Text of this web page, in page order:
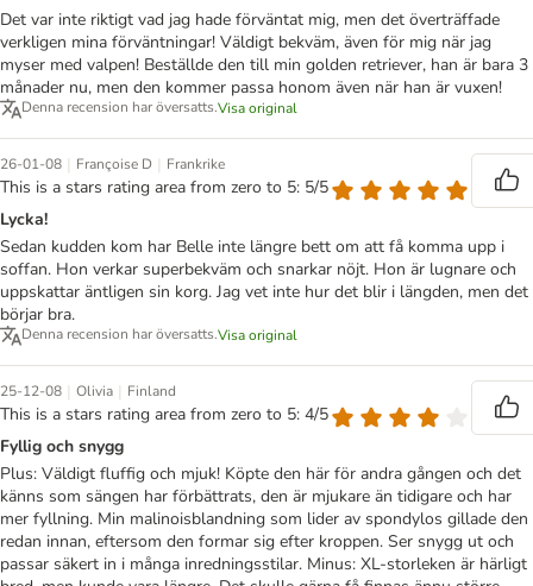
Det var inte riktigt vad jag hade förväntat mig, men det överträffade
verkligen mina förväntningar! Väldigt bekväm, även för mig när jag
myser med valpen! Beställde den till min golden retriever, han är bara 3
månader nu, men den kommer passa honom även när han är vuxen!
Denna recension har översatts.Visa original
26-01-08 | Françoise D | Frankrike
This is a stars rating area from zero to 5: 5/5
Lycka!
Sedan kudden kom har Belle inte längre bett om att få komma upp i
soffan. Hon verkar superbekväm och snarkar nöjt. Hon är lugnare och
uppskattar äntligen sin korg. Jag vet inte hur det blir i längden, men det
börjar bra.
Denna recension har översatts.Visa original
25-12-08 | Olivia | Finland
This is a stars rating area from zero to 5: 4/5
Fyllig och snygg
Plus: Väldigt fluffig och mjuk! Köpte den här för andra gången och det
känns som sängen har förbättrats, den är mjukare än tidigare och har
mer fyllning. Min malinoisblandning som lider av spondylos gillade den
redan innan, eftersom den formar sig efter kroppen. Ser snygg ut och
passar säkert in i många inredningsstilar. Minus: XL-storleken är härligt